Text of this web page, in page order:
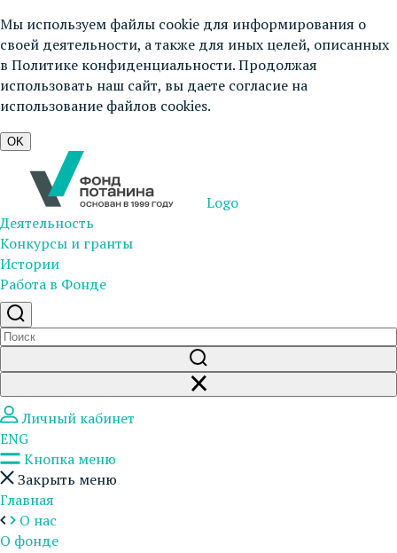
Мы используем файлы cookie для информирования о
своей деятельности, а также для иных целей, описанных
в Политике конфиденциальности. Продолжая
использовать наш сайт, вы даете согласие на
использование файлов cookies.
OK
Logo
Деятельность
Конкурсы и гранты
Истории
Работа в Фонде
Личный кабинет
ENG
Кнопка меню
Закрыть меню
Главная
О нас
О фонде